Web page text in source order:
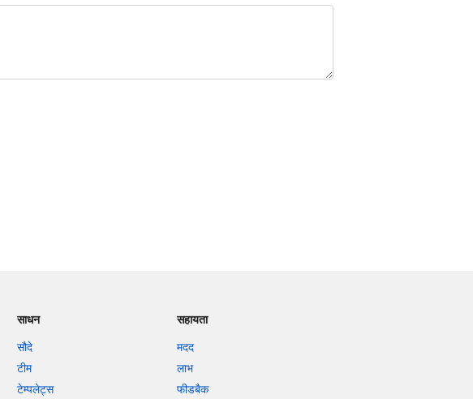
साधन
सौदे
टीम
टेम्पलेट्स
सहायता
मदद
लाभ
फीडबैक